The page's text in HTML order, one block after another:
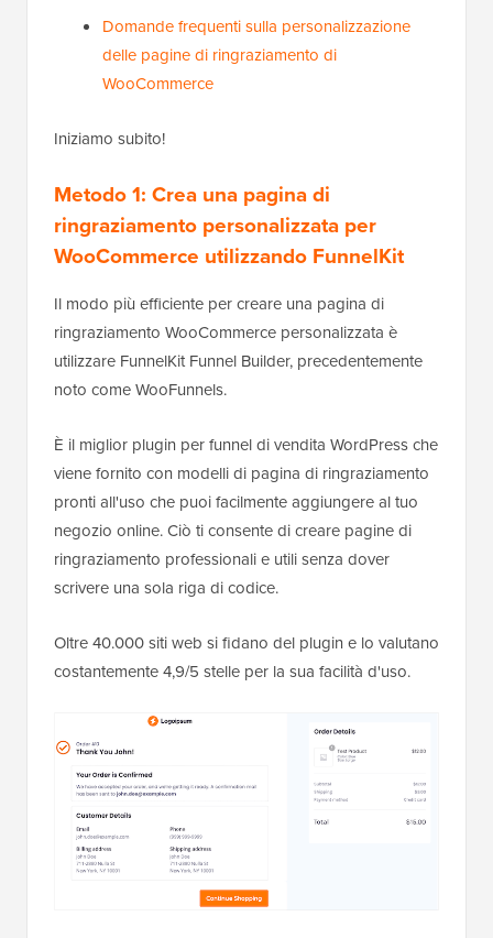
Domande frequenti sulla personalizzazione
delle pagine di ringraziamento di
WooCommerce
Iniziamo subito!
Metodo 1: Crea una pagina di
ringraziamento personalizzata per
WooCommerce utilizzando FunnelKit
Il modo più efficiente per creare una pagina di
ringraziamento WooCommerce personalizzata è
utilizzare FunnelKit Funnel Builder, precedentemente
noto come WooFunnels.
È il miglior plugin per funnel di vendita WordPress che
viene fornito con modelli di pagina di ringraziamento
pronti all'uso che puoi facilmente aggiungere al tuo
negozio online. Ciò ti consente di creare pagine di
ringraziamento professionali e utili senza dover
scrivere una sola riga di codice.
Oltre 40.000 siti web si fidano del plugin e lo valutano
costantemente 4,9/5 stelle per la sua facilità d'uso.